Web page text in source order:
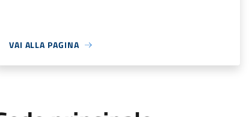
VAI ALLA PAGINA